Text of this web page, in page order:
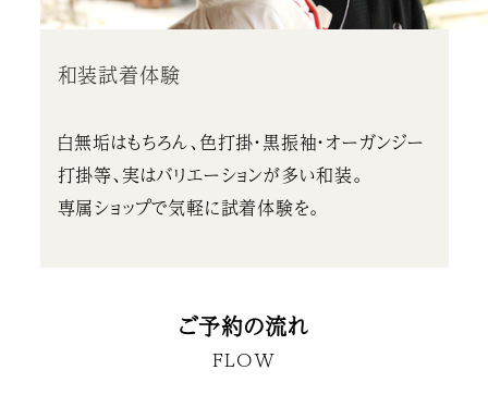
和装試着体験
白無垢はもちろん、色打掛・黒振袖・オーガンジー
打掛等、実はバリエーションが多い和装。
専属ショップで気軽に試着体験を。
ご予約の流れ
FLOW